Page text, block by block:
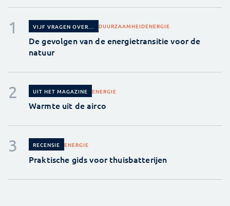
VIJF VRAGEN OVER... DUURZAAMHEIDENERGIE
De gevolgen van de energietransitie voor de
natuur
UIT HET MAGAZINE ENERGIE
Warmte uit de airco
RECENSIE ENERGIE
Praktische gids voor thuisbatterijen